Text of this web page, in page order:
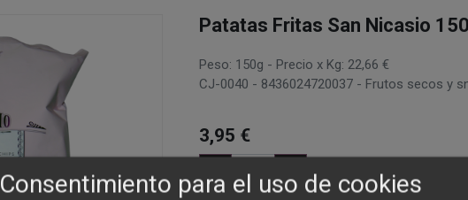
Patatas Fritas San Nicasio
Peso: 150g - Precio x Kg: 22,66 €
CJ-0040 - 8436024720037 - Frutos secos y
3,95 €
Consentimiento para el uso de cookies